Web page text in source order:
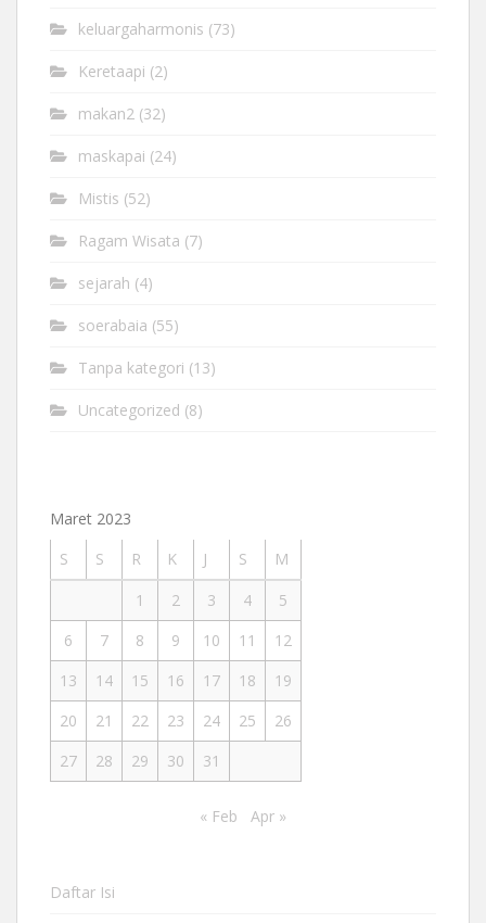
keluargaharmonis (73)
Keretaapi (2)
makan2 (32)
maskapai (24)
Mistis (52)
Ragam Wisata (7)
sejarah (4)
soerabaia (55)
Tanpa kategori (13)
Uncategorized (8)
Maret 2023
S
S R K J S
M
1
2 3 4
5
6
7 8 9 10 11
12
13
14 15 16 17 18
19
20
21 22 23 24 25
26
27
28 29 30 31
« Feb Apr »
Daftar Isi